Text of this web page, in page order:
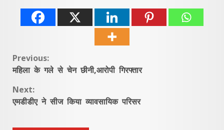
Continue
Previous:
महिला के गले से चेन छीनी,आरोपी गिरफ्तार
Next:
एमडीडीए ने सीज किया व्यावसायिक परिसर